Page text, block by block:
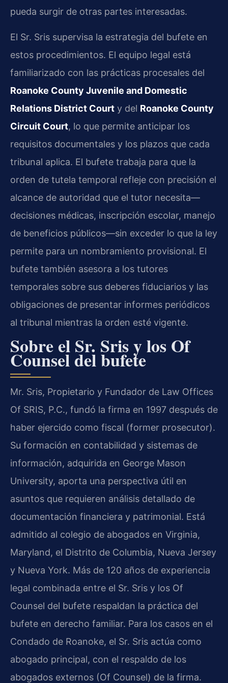
pueda surgir de otras partes interesadas.
El Sr. Sris supervisa la estrategia del bufete en
estos procedimientos. El equipo legal está
familiarizado con las prácticas procesales del
Roanoke County Juvenile and Domestic
Relations District Court y del Roanoke County
Circuit Court, lo que permite anticipar los
requisitos documentales y los plazos que cada
tribunal aplica. El bufete trabaja para que la
orden de tutela temporal refleje con precisión el
alcance de autoridad que el tutor necesita—
decisiones médicas, inscripción escolar, manejo
de beneficios públicos—sin exceder lo que la ley
permite para un nombramiento provisional. El
bufete también asesora a los tutores
temporales sobre sus deberes fiduciarios y las
obligaciones de presentar informes periódicos
al tribunal mientras la orden esté vigente.
Sobre el Sr. Sris y los Of
Counsel del bufete
Mr. Sris, Propietario y Fundador de Law Offices
Of SRIS, P.C., fundó la firma en 1997 después de
haber ejercido como fiscal (former prosecutor).
Su formación en contabilidad y sistemas de
información, adquirida en George Mason
University, aporta una perspectiva útil en
asuntos que requieren análisis detallado de
documentación financiera y patrimonial. Está
admitido al colegio de abogados en Virginia,
Maryland, el Distrito de Columbia, Nueva Jersey
y Nueva York. Más de 120 años de experiencia
legal combinada entre el Sr. Sris y los Of
Counsel del bufete respaldan la práctica del
bufete en derecho familiar. Para los casos en el
Condado de Roanoke, el Sr. Sris actúa como
abogado principal, con el respaldo de los
abogados externos (Of Counsel) de la firma.